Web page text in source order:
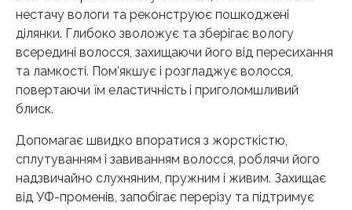
нестачу вологи та реконструює пошкоджені
ділянки. Глибоко зволожує та зберігає вологу
всередині волосся, захищаючи його від пересихання
та ламкості. Пом’якшує і розгладжує волосся,
повертаючи їм еластичність і приголомшливий
блиск.
Допомагає швидко впоратися з жорсткістю,
сплутуванням і завиванням волосся, роблячи його
надзвичайно слухняним, пружним і живим. Захищає
від УФ-променів, запобігає перерізу та підтримує